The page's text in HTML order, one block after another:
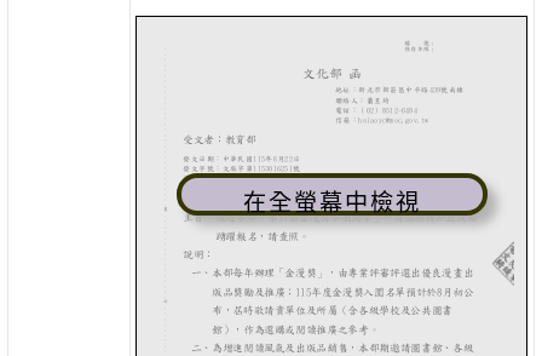
在全螢幕中檢視